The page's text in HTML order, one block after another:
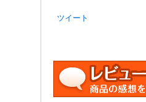
ツイート